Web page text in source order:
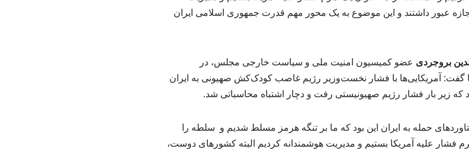
عبور داشتند و این موضوع به یک محور مهم قدرت جمهوری اسلامی ایران
بروجردی عضو کمیسیون امنیت ملی و سیاست خارجی مجلس، در
گفت: آمریکایی‌ها با فشار نخست‌وزیر رژیم غاصب کودک‌کش صهیونی به ایران
که زیر بار فشار رژیم صهیونیستی رفت و دچار اشتباه محاسباتی شد.
حمله به ایران این بود که ما بر تنگه هرمز مسلط شدیم و سلطه را
فشار علیه آمریکا بستیم و مدیریت هوشمندانه کردیم البته کشورهای دوست،